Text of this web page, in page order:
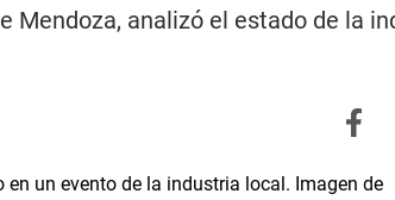
analizó el estado de la